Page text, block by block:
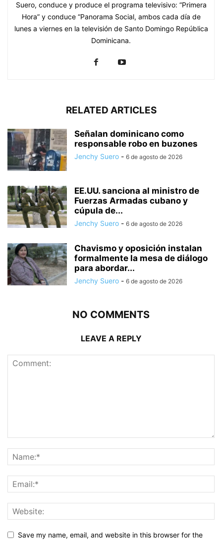
Suero, conduce y produce el programa televisivo: “Primera
Hora” y conduce “Panorama Social, ambos cada día de
lunes a viernes en la televisión de Santo Domingo República
Dominicana.
RELATED ARTICLES
Señalan dominicano como
responsable robo en buzones
Jenchy Suero - 6 de agosto de 2026
EE.UU. sanciona al ministro de
Fuerzas Armadas cubano y
cúpula de...
Jenchy Suero - 6 de agosto de 2026
Chavismo y oposición instalan
formalmente la mesa de diálogo
para abordar...
Jenchy Suero - 6 de agosto de 2026
NO COMMENTS
LEAVE A REPLY
Save my name, email, and website in this browser for the